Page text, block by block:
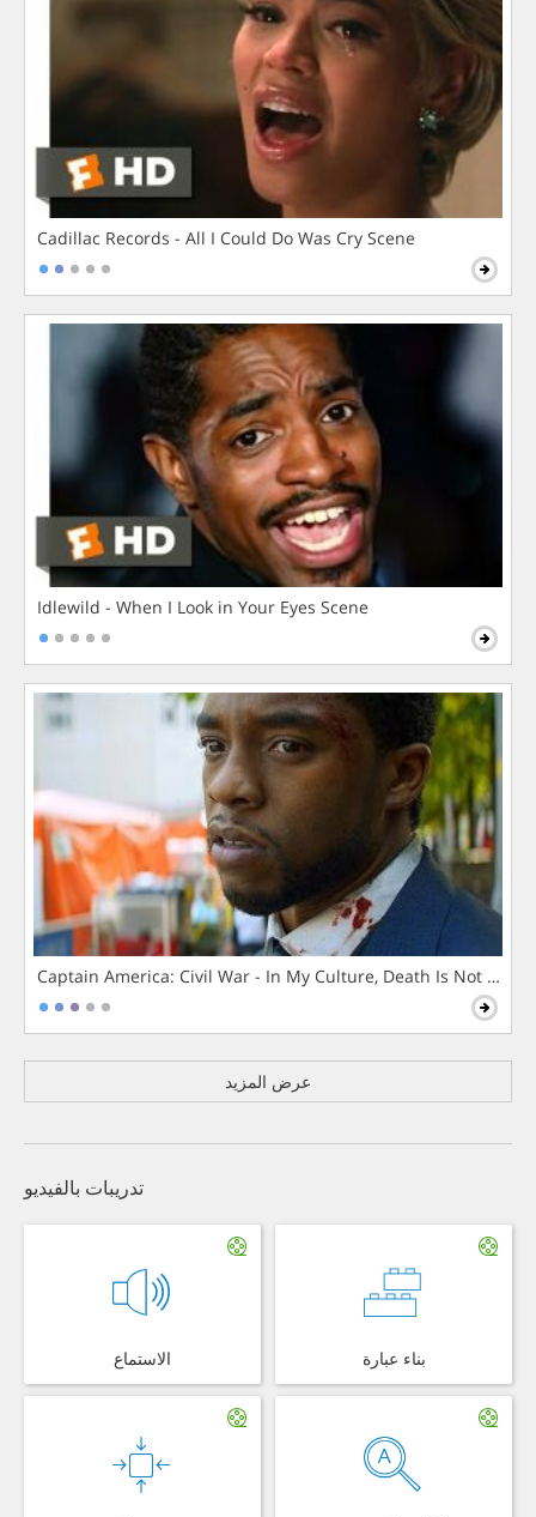
Cadillac Records - All I Could Do Was Cry Scene
Idlewild - When I Look in Your Eyes Scene
Captain America: Civil War - In My Culture, Death Is Not The
عرض المزيد
تدريبات بالفيديو
الاستماع بناء عبارة